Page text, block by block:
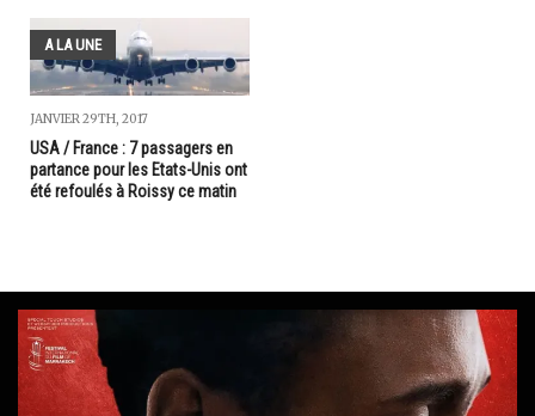
A LA UNE
JANVIER 29TH, 2017
USA / France : 7 passagers en
partance pour les Etats-Unis ont
été refoulés à Roissy ce matin